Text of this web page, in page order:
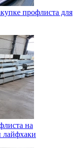
профлиста для
на
лайфхаки